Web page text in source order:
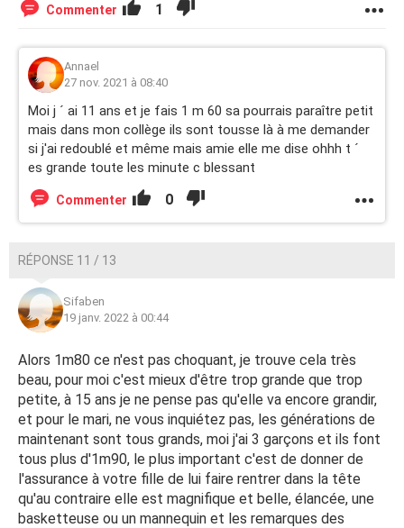
Commenter 1
Annael
27 nov. 2021 à 08:40
Moi j ´ ai 11 ans et je fais 1 m 60 sa pourrais paraître petit
mais dans mon collège ils sont tousse là à me demander
si j'ai redoublé et même mais amie elle me dise ohhh t ´
es grande toute les minute c blessant
Commenter 0
RÉPONSE 11 / 13
Sifaben
19 janv. 2022 à 00:44
Alors 1m80 ce n'est pas choquant, je trouve cela très
beau, pour moi c'est mieux d'être trop grande que trop
petite, à 15 ans je ne pense pas qu'elle va encore grandir,
et pour le mari, ne vous inquiétez pas, les générations de
maintenant sont tous grands, moi j'ai 3 garçons et ils font
tous plus d'1m90, le plus important c'est de donner de
l'assurance à votre fille de lui faire rentrer dans la tête
qu'au contraire elle est magnifique et belle, élancée, une
basketteuse ou un mannequin et les remarques des